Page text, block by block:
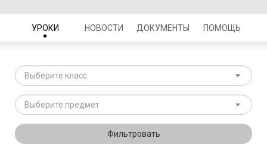
УРОКИ НОВОСТИ ДОКУМЕНТЫ ПОМОЩЬ
Выберите класс
Выберите предмет
Фильтровать